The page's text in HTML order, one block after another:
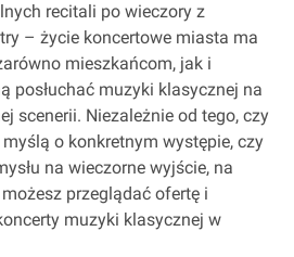
recitali po wieczory z
– życie koncertowe miasta ma
mieszkańcom, jak i
posłuchać muzyki klasycznej na
scenerii. Niezależnie od tego, czy
o konkretnym występie, czy
na wieczorne wyjście, na
przeglądać ofertę i
muzyki klasycznej w